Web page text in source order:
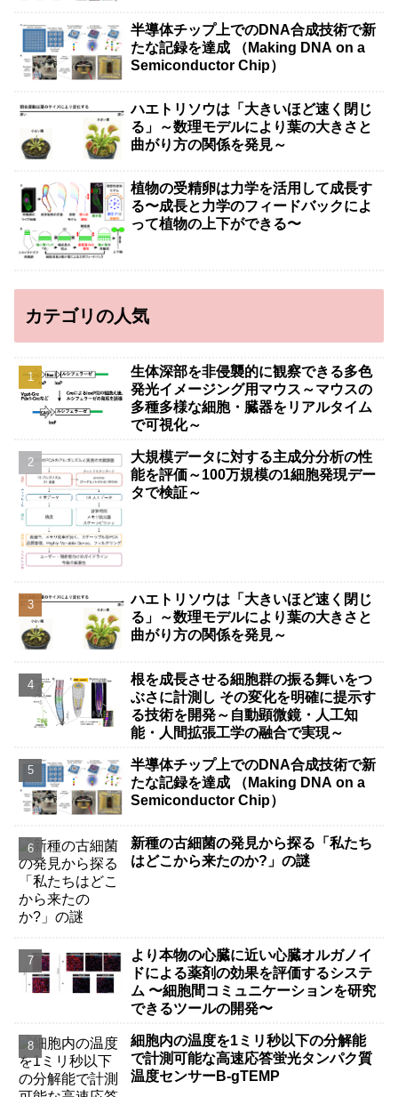
半導体チップ上でのDNA合成技術で新
たな記録を達成 （Making DNA on a
Semiconductor Chip）
ハエトリソウは「大きいほど速く閉じ
る」～数理モデルにより葉の大きさと
曲がり方の関係を発見～
植物の受精卵は力学を活用して成長す
る〜成長と力学のフィードバックによ
って植物の上下ができる〜
カテゴリの人気
生体深部を非侵襲的に観察できる多色
発光イメージング用マウス～マウスの
多種多様な細胞・臓器をリアルタイム
で可視化～
大規模データに対する主成分分析の性
能を評価～100万規模の1細胞発現デー
タで検証～
ハエトリソウは「大きいほど速く閉じ
る」～数理モデルにより葉の大きさと
曲がり方の関係を発見～
根を成長させる細胞群の振る舞いをつ
ぶさに計測し その変化を明確に提示す
る技術を開発～自動顕微鏡・人工知
能・人間拡張工学の融合で実現～
半導体チップ上でのDNA合成技術で新
たな記録を達成 （Making DNA on a
Semiconductor Chip）
新種の古細菌の発見から探る「私たち
はどこから来たのか?」の謎
より本物の心臓に近い心臓オルガノイ
ドによる薬剤の効果を評価するシステ
ム 〜細胞間コミュニケーションを研究
できるツールの開発〜
細胞内の温度を1ミリ秒以下の分解能
で計測可能な高速応答蛍光タンパク質
温度センサーB-gTEMP